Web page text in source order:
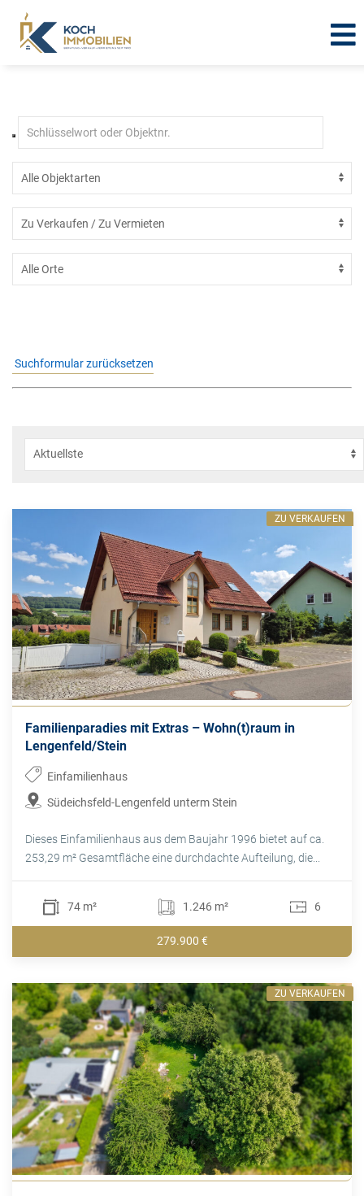
Immobilien in Mühlhausen -
Hollenbach
Suchformular zurücksetzen
Familienparadies mit Extras – Wohn(t)raum in
Lengenfeld/Stein
Einfamilienhaus
Südeichsfeld-Lengenfeld unterm Stein
Dieses Einfamilienhaus aus dem Baujahr 1996 bietet auf ca.
253,29 m² Gesamtfläche eine durchdachte Aufteilung, die...
74 m² 1.246 m² 6
279.900 €
ZU VERKAUFEN
ZU VERKAUFEN